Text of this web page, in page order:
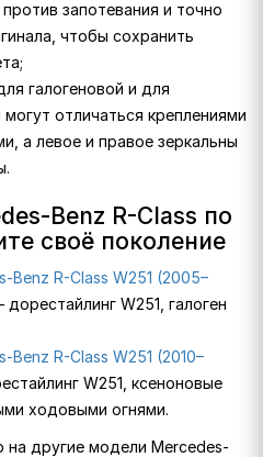
запотевания и точно
чтобы сохранить
галогеновой и для
отличаться креплениями
а левое и правое зеркальны
Benz R-Class по
своё поколение
Benz R-Class W251 (2005–
W251, галоген
R-Class W251 (2010–
W251, ксеноновые
ходовыми огнями.
на другие модели Mercedes-